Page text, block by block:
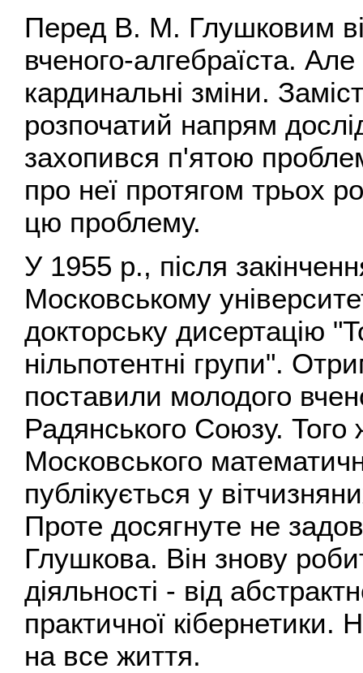
Перед В. М. Глушковим
вченого-алгебраїста.
кардинальні зміни.
розпочатий напрям
захопився п'ятою
про неї протягом трьох
цю проблему.
У 1955 p., після
Московському
докторську дисертацію
нільпотентні групи".
поставили молодого
Радянського Союзу.
Московського
публікується у
Проте досягнуте не
Глушкова. Він знову
діяльності - від
практичної
на все життя.